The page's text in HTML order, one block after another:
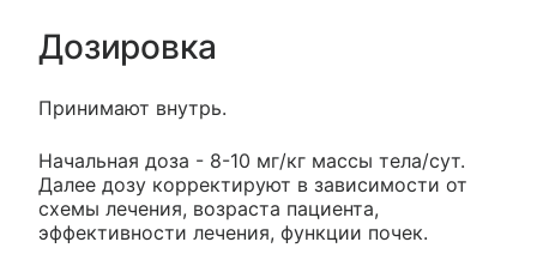
Дозировка
Принимают внутрь.
Начальная доза - 8-10 мг/кг массы тела/сут.
Далее дозу корректируют в зависимости от
схемы лечения, возраста пациента,
эффективности лечения, функции почек.